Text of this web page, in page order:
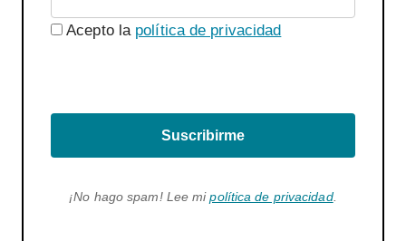
Acepto la política de privacidad
Suscribirme
¡No hago spam! Lee mipolítica de privacidad.